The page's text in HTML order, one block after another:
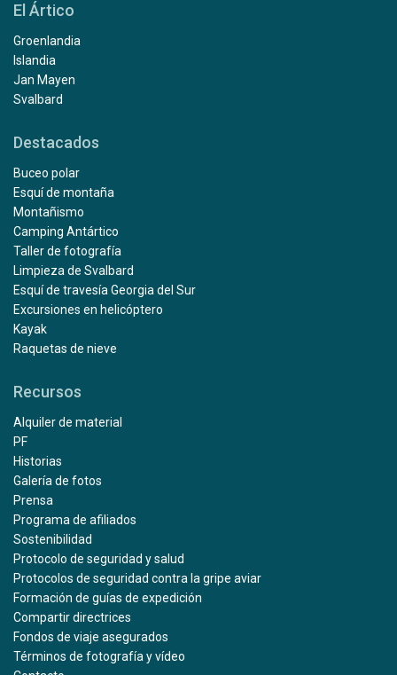
El Ártico
Groenlandia
Islandia
Jan Mayen
Svalbard
Destacados
Buceo polar
Esquí de montaña
Montañismo
Camping Antártico
Taller de fotografía
Limpieza de Svalbard
Esquí de travesía Georgia del Sur
Excursiones en helicóptero
Kayak
Raquetas de nieve
Recursos
Alquiler de material
PF
Historias
Galería de fotos
Prensa
Programa de afiliados
Sostenibilidad
Protocolo de seguridad y salud
Protocolos de seguridad contra la gripe aviar
Formación de guías de expedición
Compartir directrices
Fondos de viaje asegurados
Términos de fotografía y vídeo